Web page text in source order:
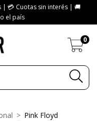
| 💳 Cuotas sin interés | 🚚
el país
0
> Pink Floyd